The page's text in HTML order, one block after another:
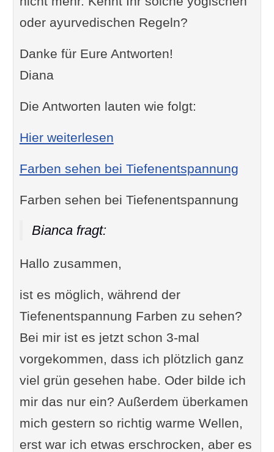
oder ayurvedischen Regeln?
Danke für Eure Antworten!
Diana
Die Antworten lauten wie folgt:
Hier weiterlesen: Duschen oder Baden
Farben sehen bei Tiefenentspannung
Farben sehen bei Tiefenentspannung
Bianca fragt:
Hallo zusammen,
ist es möglich, während der
Tiefenentspannung Farben zu sehen?
Bei mir ist es jetzt schon 3-mal
vorgekommen, dass ich plötzlich ganz
viel grün gesehen habe. Oder bilde ich
mir das nur ein? Außerdem überkamen
mich gestern so richtig warme Wellen,
erst war ich etwas erschrocken, aber es